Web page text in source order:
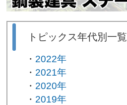
トピックス年代別一覧
2022年
2021年
2020年
2019年